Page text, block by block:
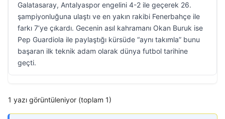
Galatasaray, Antalyaspor engelini 4-2 ile geçerek 26.
şampiyonluğuna ulaştı ve en yakın rakibi Fenerbahçe ile
farkı 7’ye çıkardı. Gecenin asıl kahramanı Okan Buruk ise
Pep Guardiola ile paylaştığı kürsüde “aynı takımla” bunu
başaran ilk teknik adam olarak dünya futbol tarihine
geçti.
1 yazı görüntüleniyor (toplam 1)